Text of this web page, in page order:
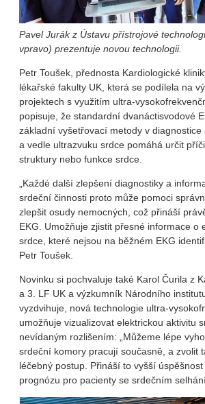
Pavel Jurák z Ústavu přístrojové
vpravo) prezentuje novou technologii.
Petr Toušek, přednosta Kardiologické
lékařské fakulty UK, která se podílela na
projektech s využitím ultra-
popisuje, že standardní dvanáctisvodové
základní vyšetřovací metody v
a vedle ultrazvuku srdce pomáhá určit
struktury nebo funkce srdce.
„Každé další zlepšení diagnostiky a
srdeční činnosti proto může pomoci
zlepšit osudy nemocných, což přináší
EKG. Umožňuje zjistit přesné informace o
srdce, které nejsou na běžném EKG
Petr Toušek.
Novinku si pochvaluje také Karol Čurila z
a 3. LF UK a výzkumník Národního
vyzdvihuje, nová technologie ultra-
umožňuje vizualizovat elektrickou aktivitu
nevídaným rozlišením: „Můžeme lépe
srdeční komory pracují současně, a zvolit
léčebný postup. Přináší to vyšší
prognózu pro pacienty se srdečním